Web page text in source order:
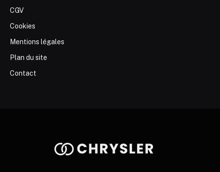
CGV
Cookies
Mentions légales
Plan du site
Contact